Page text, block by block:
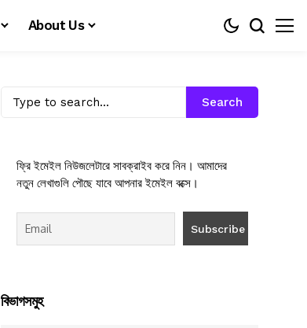
About Us
Search
ফ্রি ইমেইল নিউজলেটারে সাবক্রাইব করে নিন। আমাদের
নতুন লেখাগুলি পৌছে যাবে আপনার ইমেইল বক্সে।
বিভাগসমুহ